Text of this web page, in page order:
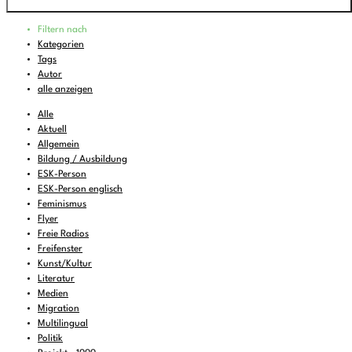
01:45
04:00 - 06:00
06:00
07:00
08:00 - 08:30 KulturTon
08:30 - 09:00 Musik zum Aufstehen oder Liegenbleiben
09:00
11:00 - 11:06
11:06 - 12:00
12:00
13:00 - 13:06
13:06 -
Filtern nach
Kategorien
Tags
Autor
alle anzeigen
Alle
Aktuell
Allgemein
Bildung / Ausbildung
ESK-Person
ESK-Person englisch
Feminismus
Flyer
Freie Radios
Freifenster
Kunst/Kultur
Literatur
Medien
Migration
Multilingual
Politik